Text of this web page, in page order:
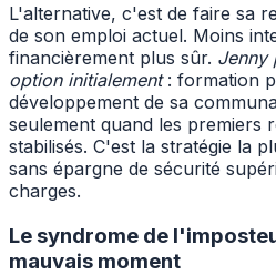
L'alternative, c'est de faire sa
de son emploi actuel. Moins
financièrement plus sûr. Jenny
option initialement: formation
développement de sa
seulement quand les premiers
stabilisés. C'est la stratégie la
sans épargne de sécurité
charges.
Le syndrome de
mauvais moment